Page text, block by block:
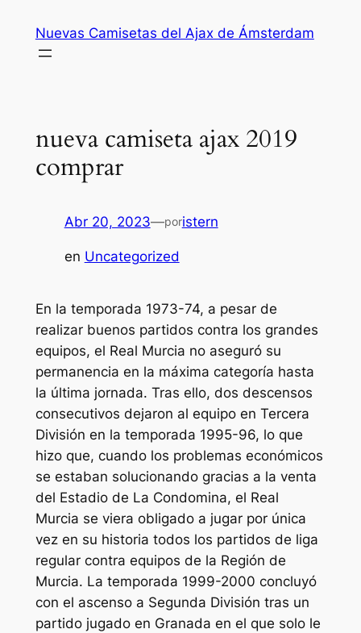
contenido
Nuevas Camisetas del Ajax de Ámsterdam
nueva camiseta ajax 2019
comprar
Abr 20, 2023—poristern
en Uncategorized
En la temporada 1973-74, a pesar de
realizar buenos partidos contra los grandes
equipos, el Real Murcia no aseguró su
permanencia en la máxima categoría hasta
la última jornada. Tras ello, dos descensos
consecutivos dejaron al equipo en Tercera
División en la temporada 1995-96, lo que
hizo que, cuando los problemas económicos
se estaban solucionando gracias a la venta
del Estadio de La Condomina, el Real
Murcia se viera obligado a jugar por única
vez en su historia todos los partidos de liga
regular contra equipos de la Región de
Murcia. La temporada 1999-2000 concluyó
con el ascenso a Segunda División tras un
partido jugado en Granada en el que solo le